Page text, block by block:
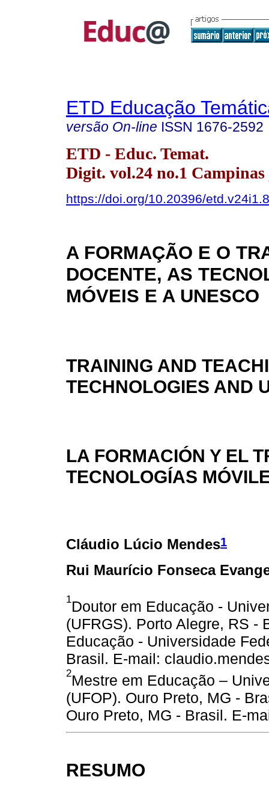
ETD Educação
versão On-line ISSN 1676-2592
ETD - Educ. Temat.
Digit. vol.24 no.1
https://doi.org/10.20396/
A FORMAÇÃO E O
DOCENTE, AS
MÓVEIS E A UNESCO
TRAINING AND
TECHNOLOGIES AND
LA FORMACIÓN Y EL
TECNOLOGÍAS
Cláudio Lúcio Mendes1
Rui Maurício Fonseca
1Doutor em Educação -
(UFRGS). Porto Alegre, RS -
Educação - Universidade
Brasil. E-mail:
2Mestre em Educação –
(UFOP). Ouro Preto, MG -
Ouro Preto, MG - Brasil. E-
RESUMO